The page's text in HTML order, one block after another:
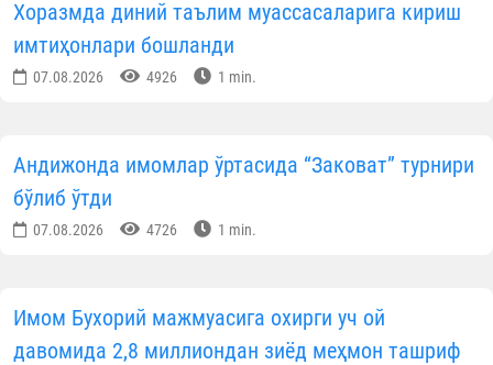
Хоразмда диний таълим муассасаларига кириш
имтиҳонлари бошланди
07.08.2026 4926 1 min.
Андижонда имомлар ўртасида “Заковат” турнири
бўлиб ўтди
07.08.2026 4726 1 min.
Имом Бухорий мажмуасига охирги уч ой
давомида 2,8 миллиондан зиёд меҳмон ташриф